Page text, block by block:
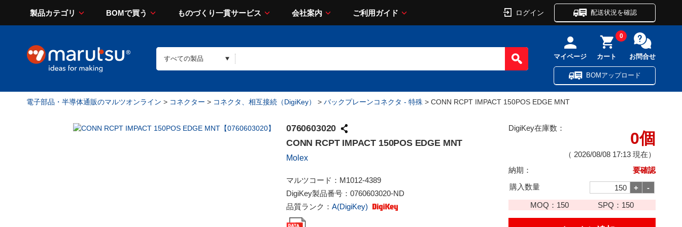
製品カテゴリ BOMで買う ものづくり一貫サービス 会社案内 ご利用ガイド ログイン 配送状況を確認
マイページ カート
0
お問合せ
BOMアップロード
電子部品・半導体通販のマルツオンライン > コネクター > コネクタ、相互接続（DigiKey） > バックプレーンコネクタ - 特殊 > CONN RCPT IMPACT 150POS EDGE MNT
0760603020
CONN RCPT IMPACT 150POS EDGE MNT
Molex
マルツコード： M1012-4389
DigiKey製品番号： 0760603020-ND
品質ランク： A(DigiKey)
DigiKey在庫数：
0個
（ 2026/08/08 17:13 現在）
納期：
要確認
購入数量
MOQ： 150 SPQ： 150